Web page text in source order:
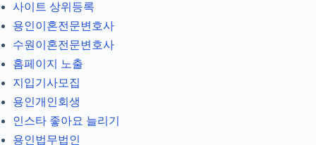
사이트 상위등록
용인이혼전문변호사
수원이혼전문변호사
홈페이지 노출
지입기사모집
용인개인회생
인스타 좋아요 늘리기
용인법무법인